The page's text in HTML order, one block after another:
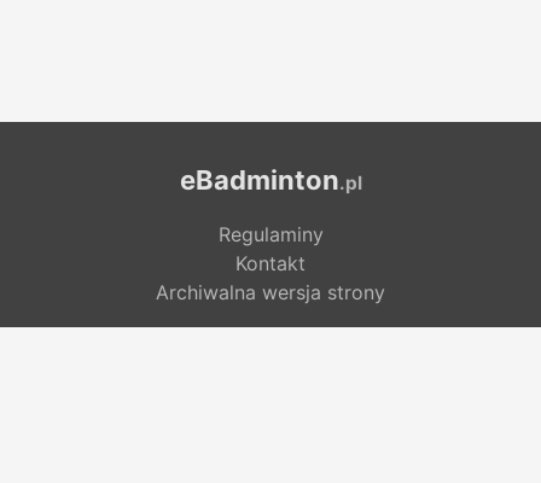
eBadminton.pl
Regulaminy
Kontakt
Archiwalna wersja strony